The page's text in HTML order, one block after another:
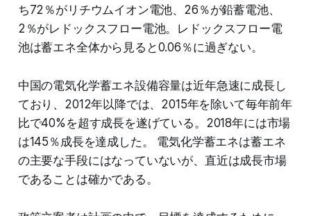
ち72％がリチウムイオン電池、26％が鉛蓄電池、
2％がレドックスフロー電池。レドックスフロー電
池は蓄エネ全体から見ると0.06％に過ぎない。
中国の電気化学蓄エネ設備容量は近年急速に成長し
ており、2012年以降では、2015年を除いて毎年前年
比で40%を超す成長を遂げている。2018年には市場
は145％成長を達成した。 電気化学蓄エネは蓄エネ
の主要な手段にはなっていないが、直近は成長市場
であることは確かである。